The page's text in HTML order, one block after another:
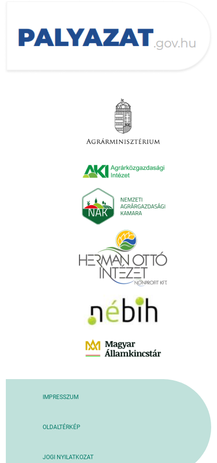
IMPRESSZUM
OLDALTÉRKÉP
JOGI NYILATKOZAT